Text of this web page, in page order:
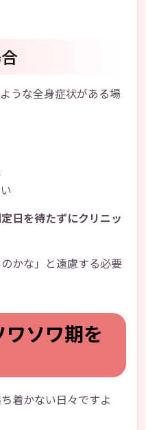
うな全身症状がある場
日を待たずにクリニッ
かな」と遠慮する必要
ソワ期を
着かない日々ですよ